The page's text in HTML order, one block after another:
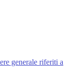
generale riferiti a